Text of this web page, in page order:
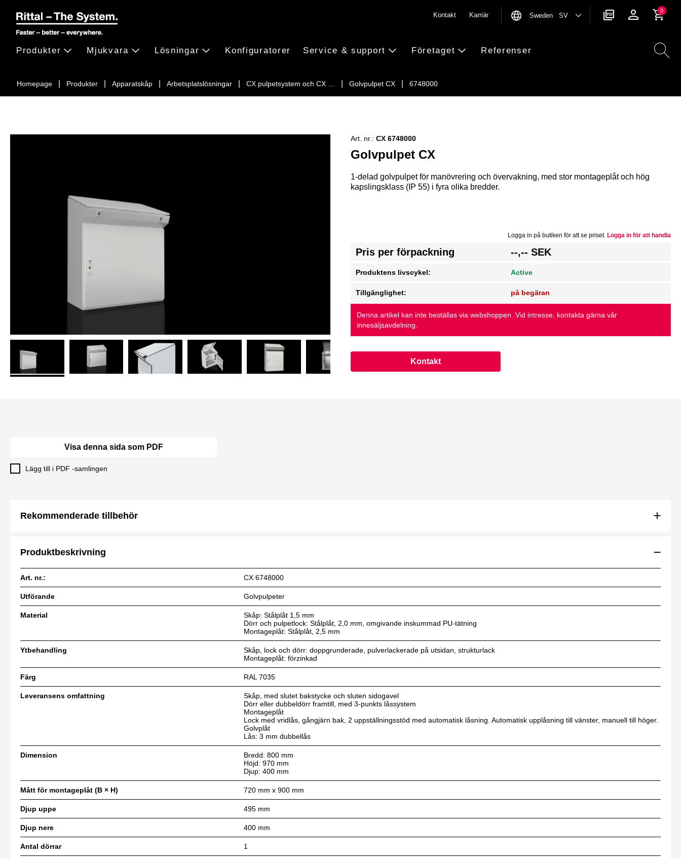
Homepage Produkter Apparatskåp Arbetsplatslösningar CX pulpetsystem och CX … Golvpulpet CX 6748000
Produkter Mjukvara Lösningar Konfiguratorer Service & support Företaget Referenser
Kontakt Karriär Sweden SV
0
Golvpulpet CX
Art. nr.: CX 6748000
1-delad golvpulpet för manövrering och övervakning, med stor montageplåt och hög
kapslingsklass (IP 55) i fyra olika bredder.
Logga in på butiken för att se priset. Logga in för att handla
Pris per förpackning --,-- SEK
Produktens livscykel: Active
Tillgänglighet: på begäran
Denna artikel kan inte beställas via webshoppen. Vid intresse, kontakta gärna vår
innesäljsavdelning.
Kontakt
Visa denna sida som PDF
Lägg till i PDF -samlingen
Rekommenderade tillbehör
Produktbeskrivning
Art. nr.: CX 6748000
Utförande Golvpulpeter
Material
Skåp: Stålplåt 1,5 mm
Dörr och pulpetlock: Stålplåt, 2,0 mm, omgivande inskummad PU-tätning
Montageplåt: Stålplåt, 2,5 mm
Ytbehandling
Skåp, lock och dörr: doppgrunderade, pulverlackerade på utsidan, strukturlack
Montageplåt: förzinkad
Färg RAL 7035
Leveransens omfattning
Skåp, med slutet bakstycke och sluten sidogavel
Dörr eller dubbeldörr framtill, med 3-punkts låssystem
Montageplåt
Lock med vridlås, gångjärn bak, 2 uppställningsstöd med automatisk låsning. Automatisk upplåsning till vänster, manuell till höger.
Golvplåt
Lås: 3 mm dubbellås
Dimension
Bredd: 800 mm
Höjd: 970 mm
Djup: 400 mm
Mått för montageplåt (B × H) 720 mm x 900 mm
Djup uppe 495 mm
Djup nere 400 mm
Antal dörrar 1